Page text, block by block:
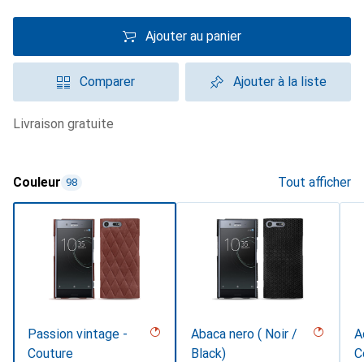
Ajouter au panier
Comparer Ajouter à la liste
livraison gratuite
Couleur 98 Tout afficher
Passion vintage -
Couture
Abaca nero ( Noir /
Black)